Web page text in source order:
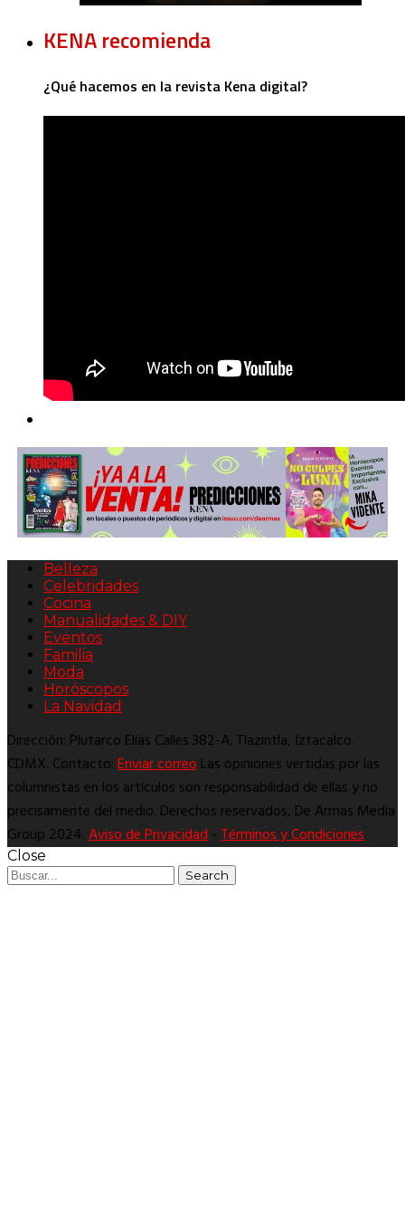
KENA recomienda
¿Qué hacemos en la revista Kena digital?
Belleza
Celebridades
Cocina
Manualidades & DIY
Eventos
Familia
Moda
Horóscopos
La Navidad
Dirección: Plutarco Elías Calles 382-A. Tlazintla, Iztacalco.
CDMX. Contacto:Enviar correoLas opiniones vertidas por las
columnistas en los artículos son responsabilidad de ellas y no
precisamente del medio. Derechos reservados, De Armas Media
Group 2024.Aviso de Privacidad-Términos y Condiciones
Close